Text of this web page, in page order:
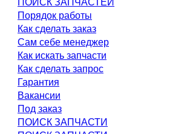
ПОИСК ЗАПЧАСТЕЙ
Порядок работы
Как сделать заказ
Сам себе менеджер
Как искать запчасти
Как сделать запрос
Гарантия
Вакансии
Под заказ
ПОИСК ЗАПЧАСТИ